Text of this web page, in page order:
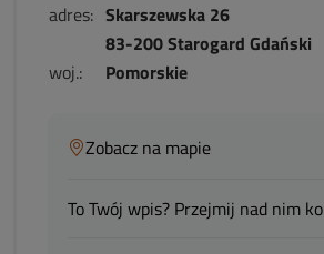
adres: Skarszewska 26
83-200 Starogard Gdański
woj.:
Pomorskie
Zobacz na mapie
To Twój wpis? Przejmij nad nim